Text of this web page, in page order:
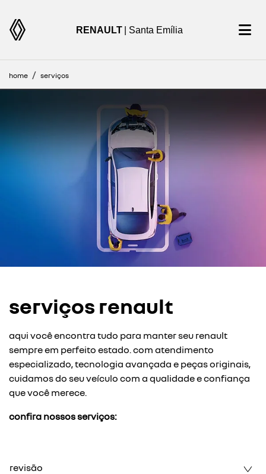
RENAULT | Santa Emília
home serviços
serviços renault
aqui você encontra tudo para manter seu renault
sempre em perfeito estado. com atendimento
especializado, tecnologia avançada e peças originais,
cuidamos do seu veículo com a qualidade e confiança
que você merece.
confira nossos serviços:
revisão